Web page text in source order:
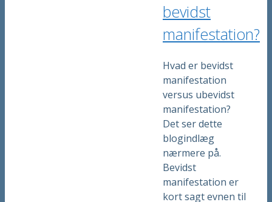
bevidst
manifestation?
Hvad er bevidst
manifestation
versus ubevidst
manifestation?
Det ser dette
blogindlæg
nærmere på.
Bevidst
manifestation er
kort sagt evnen til